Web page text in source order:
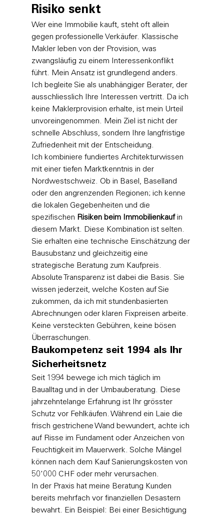
Risiko senkt
Wer eine Immobilie kauft, steht oft allein
gegen professionelle Verkäufer. Klassische
Makler leben von der Provision, was
zwangsläufig zu einem Interessenkonflikt
führt. Mein Ansatz ist grundlegend anders.
Ich begleite Sie als unabhängiger Berater, der
ausschliesslich Ihre Interessen vertritt. Da ich
keine Maklerprovision erhalte, ist mein Urteil
unvoreingenommen. Mein Ziel ist nicht der
schnelle Abschluss, sondern Ihre langfristige
Zufriedenheit mit der Entscheidung.
Ich kombiniere fundiertes Architekturwissen
mit einer tiefen Marktkenntnis in der
Nordwestschweiz. Ob in Basel, Baselland
oder den angrenzenden Regionen; ich kenne
die lokalen Gegebenheiten und die
spezifischen Risiken beim Immobilienkauf in
diesem Markt. Diese Kombination ist selten.
Sie erhalten eine technische Einschätzung der
Bausubstanz und gleichzeitig eine
strategische Beratung zum Kaufpreis.
Absolute Transparenz ist dabei die Basis. Sie
wissen jederzeit, welche Kosten auf Sie
zukommen, da ich mit stundenbasierten
Abrechnungen oder klaren Fixpreisen arbeite.
Keine versteckten Gebühren, keine bösen
Überraschungen.
Baukompetenz seit 1994 als Ihr
Sicherheitsnetz
Seit 1994 bewege ich mich täglich im
Baualltag und in der Umbauberatung. Diese
jahrzehntelange Erfahrung ist Ihr grösster
Schutz vor Fehlkäufen. Während ein Laie die
frisch gestrichene Wand bewundert, achte ich
auf Risse im Fundament oder Anzeichen von
Feuchtigkeit im Mauerwerk. Solche Mängel
können nach dem Kauf Sanierungskosten von
50'000 CHF oder mehr verursachen.
In der Praxis hat meine Beratung Kunden
bereits mehrfach vor finanziellen Desastern
bewahrt. Ein Beispiel: Bei einer Besichtigung